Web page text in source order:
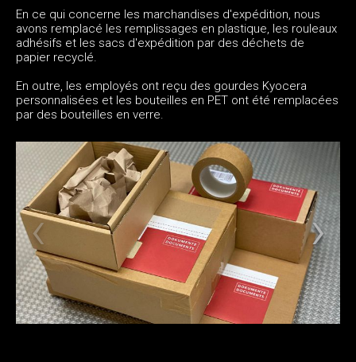
En ce qui concerne les marchandises d'expédition, nous
avons remplacé les remplissages en plastique, les rouleaux
adhésifs et les sacs d'expédition par des déchets de
papier recyclé.
En outre, les employés ont reçu des gourdes Kyocera
personnalisées et les bouteilles en PET ont été remplacées
par des bouteilles en verre.